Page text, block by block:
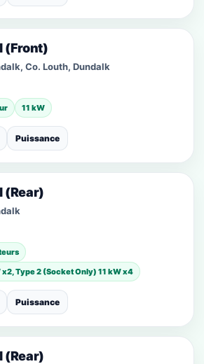
(Front)
Co. Louth, Dundalk
11 kW
Puissance
(Rear)
x2, Type 2 (Socket Only) 11 kW x4
Puissance
(Rear)